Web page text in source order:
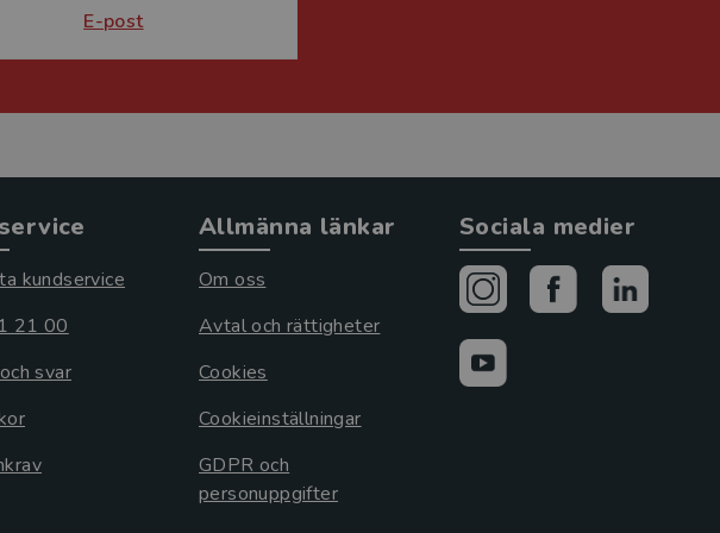
E-post
kundservice
21 00
svar
Allmänna länkar
Om oss
Avtal och rättigheter
Cookies
Cookieinställningar
GDPR och
personuppgifter
Sociala medier